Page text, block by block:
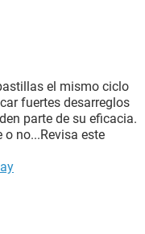
el mismo ciclo
fuertes desarreglos
parte de su eficacia.
no...Revisa este